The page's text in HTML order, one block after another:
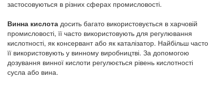
застосовуються в різних сферах промисловості.
Винна кислота досить багато використовується в харчовій
промисловості, її часто використовують для регулювання
кислотності, як консервант або як каталізатор. Найбільш часто
її використовують у винному виробництві. За допомогою
дозування винної кислоти регулюється рівень кислотності
сусла або вина.